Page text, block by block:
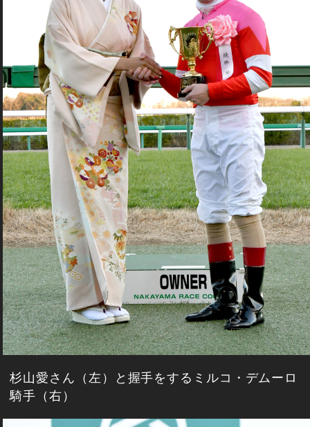
杉山愛さん（左）と握手をするミルコ・デムーロ
騎手（右）